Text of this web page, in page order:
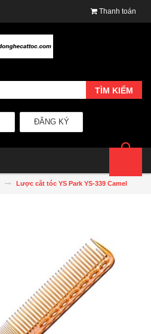
Thanh toán
TÌM KIẾM
ĐĂNG KÝ
Lược cắt tóc YS Park YS-339 Camel